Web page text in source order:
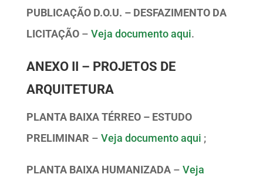
PUBLICAÇÃO D.O.U. – DESFAZIMENTO DA
LICITAÇÃO– Veja documento aqui.
ANEXO II – PROJETOS DE
ARQUITETURA
PLANTA BAIXA TÉRREO – ESTUDO
PRELIMINAR – Veja documento aqui ;
PLANTA BAIXA HUMANIZADA– Veja